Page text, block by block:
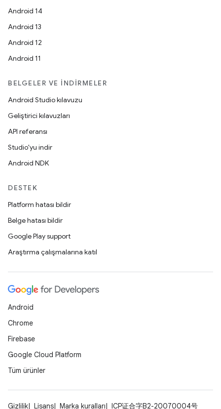
Android 14
Android 13
Android 12
Android 11
BELGELER VE İNDIRMELER
Android Studio kılavuzu
Geliştirici kılavuzları
API referansı
Studio'yu indir
Android NDK
DESTEK
Platform hatası bildir
Belge hatası bildir
Google Play support
Araştırma çalışmalarına katıl
Android
Chrome
Firebase
Google Cloud Platform
Tüm ürünler
Gizlilik Lisans Marka kuralları ICP证合字B2-20070004号